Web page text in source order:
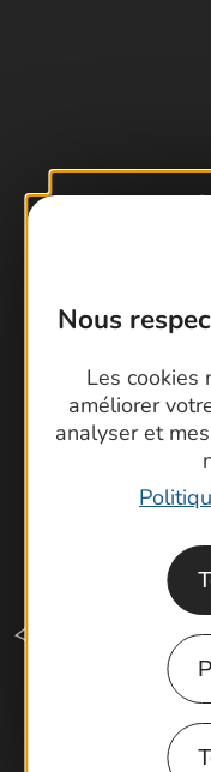
Nous
Les cookies
améliorer
analyser et